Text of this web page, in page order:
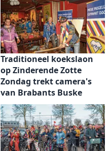
Traditioneel koekslaon
op Zinderende Zotte
Zondag trekt camera's
van Brabants Buske